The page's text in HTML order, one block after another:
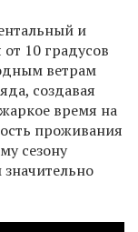
и
10 градусов
ветрам
создавая
время на
проживания
сезону